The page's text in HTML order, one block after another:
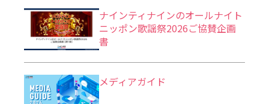
ナインティナインのオールナイト
ニッポン歌謡祭2026ご協賛企画
書
メディアガイド